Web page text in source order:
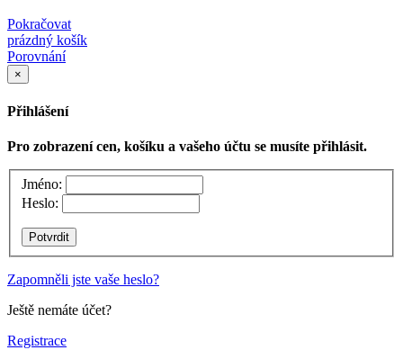
Pokračovat
prázdný košík
Porovnání
×
Přihlášení
Pro zobrazení cen, košíku a vašeho účtu se musíte přihlásit.
Jméno:
Heslo:
Zapomněli jste vaše heslo?
Ještě nemáte účet?
Registrace